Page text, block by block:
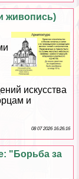
живопись)
искусства
и
08 07 2026 16:26:16
"Борьба за